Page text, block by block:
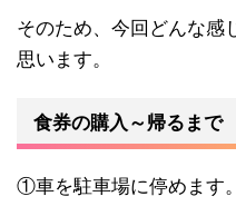
そのため、今回どんな感
思います。
食券の購入～帰るまで
①車を駐車場に停めます。